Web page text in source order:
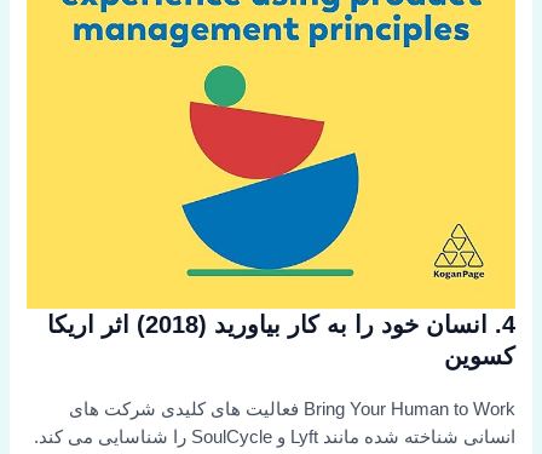
4. انسان خود را به کار بیاورید (2018) اثر اریکا
کسوین
Bring Your Human to Work فعالیت های کلیدی شرکت های
انسانی شناخته شده مانند Lyft و SoulCycle را شناسایی می کند.